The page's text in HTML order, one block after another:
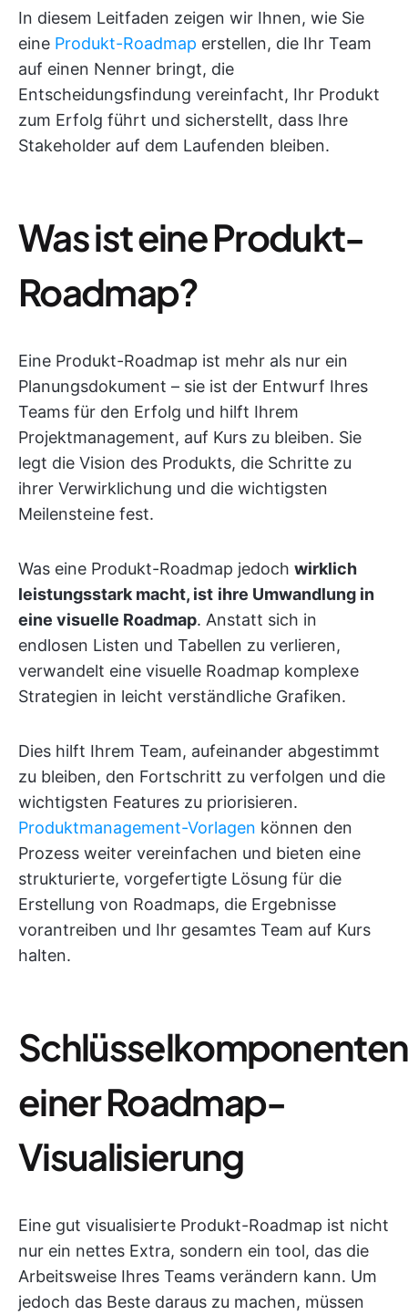
In diesem Leitfaden zeigen wir Ihnen, wie Sie
eine Produkt-Roadmap erstellen, die Ihr Team
auf einen Nenner bringt, die
Entscheidungsfindung vereinfacht, Ihr Produkt
zum Erfolg führt und sicherstellt, dass Ihre
Stakeholder auf dem Laufenden bleiben.
Was ist eine Produkt-
Roadmap?
Eine Produkt-Roadmap ist mehr als nur ein
Planungsdokument – sie ist der Entwurf Ihres
Teams für den Erfolg und hilft Ihrem
Projektmanagement, auf Kurs zu bleiben. Sie
legt die Vision des Produkts, die Schritte zu
ihrer Verwirklichung und die wichtigsten
Meilensteine fest.
Was eine Produkt-Roadmap jedoch wirklich
leistungsstark macht, ist ihre Umwandlung in
eine visuelle Roadmap. Anstatt sich in
endlosen Listen und Tabellen zu verlieren,
verwandelt eine visuelle Roadmap komplexe
Strategien in leicht verständliche Grafiken.
Dies hilft Ihrem Team, aufeinander abgestimmt
zu bleiben, den Fortschritt zu verfolgen und die
wichtigsten Features zu priorisieren.
Produktmanagement-Vorlagen können den
Prozess weiter vereinfachen und bieten eine
strukturierte, vorgefertigte Lösung für die
Erstellung von Roadmaps, die Ergebnisse
vorantreiben und Ihr gesamtes Team auf Kurs
halten.
Schlüsselkomponenten
einer Roadmap-
Visualisierung
Eine gut visualisierte Produkt-Roadmap ist nicht
nur ein nettes Extra, sondern ein tool, das die
Arbeitsweise Ihres Teams verändern kann. Um
jedoch das Beste daraus zu machen, müssen